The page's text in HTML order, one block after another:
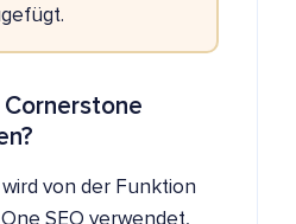
Cornerstone
von der Funktion
SEO verwendet,